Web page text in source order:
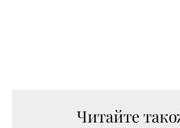
Читайте